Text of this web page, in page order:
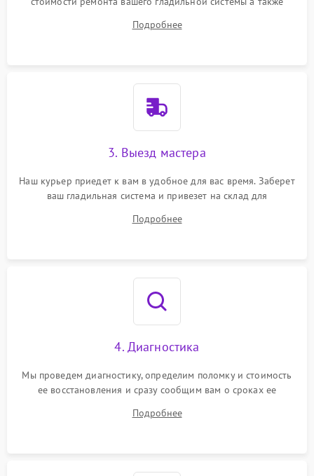
Подробнее
3. Выезд мастера
Наш курьер приедет к вам в удобное для вас время. Заберет
ваш гладильная система и привезет на склад для
Подробнее
4. Диагностика
Мы проведем диагностику, определим поломку и стоимость
ее восстановления и сразу сообщим вам о сроках ее
Подробнее